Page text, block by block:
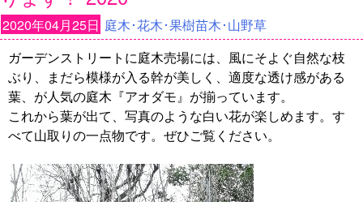
2020年04月25日 庭木･花木･果樹苗木･山野草
ガーデンストリートに庭木売場には、風にそよぐ自然な枝
ぶり、まだら模様が入る幹が美しく、適度な透け感がある
葉、が人気の庭木『アオダモ』が揃っています。
これから葉が出て、写真のような白い花が楽しめます。す
べて山取りの一点物です。ぜひご覧ください。